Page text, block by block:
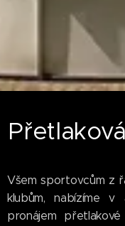
Všem sportovcům z
klubům, nabízíme v
pronájem